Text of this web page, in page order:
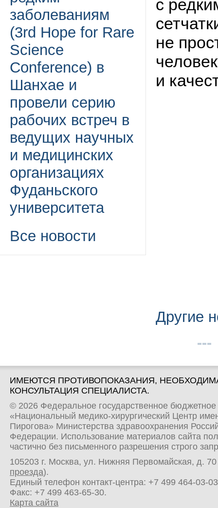
заболеваниям
(3rd Hope for Rare
Science
Conference) в
Шанхае и
провели серию
рабочих встреч в
ведущих научных
и медицинских
организациях
Фуданьского
университета
Все новости
с
не
и
Другие
ИМЕЮТСЯ ПРОТИВОПОКАЗАНИЯ,
КОНСУЛЬТАЦИЯ СПЕЦИАЛИСТА.
© 2026 Федеральное государственное
«Национальный медико-хирургический Центр
Пирогова» Министерства здравоохранения
Федерации. Использование материалов сайта
частично без письменного разрешения строго
105203 г. Москва, ул. Нижняя Первомайская, д.
проезда).
Единый телефон контакт-центра: +7 499 464-03-03
Факс: +7 499 463-65-30.
Карта сайта